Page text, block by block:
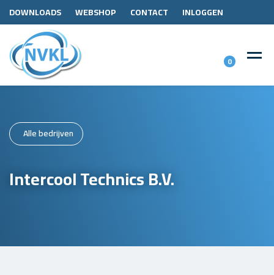
DOWNLOADS WEBSHOP CONTACT INLOGGEN
0
Alle bedrijven
Intercool Technics B.V.